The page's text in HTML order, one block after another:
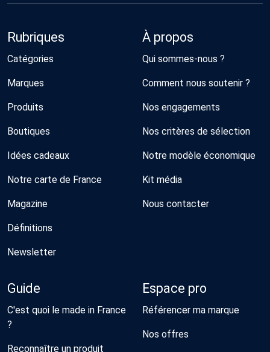
Rubriques
Catégories
Marques
Produits
Boutiques
Idées cadeaux
Notre carte de France
Magazine
Définitions
Newsletter
À propos
Qui sommes-nous ?
Comment nous soutenir ?
Nos engagements
Nos critères de sélection
Notre modèle économique
Kit média
Nous contacter
Guide
C'est quoi le made in France
?
Reconnaître un produit
Espace pro
Référencer ma marque
Nos offres